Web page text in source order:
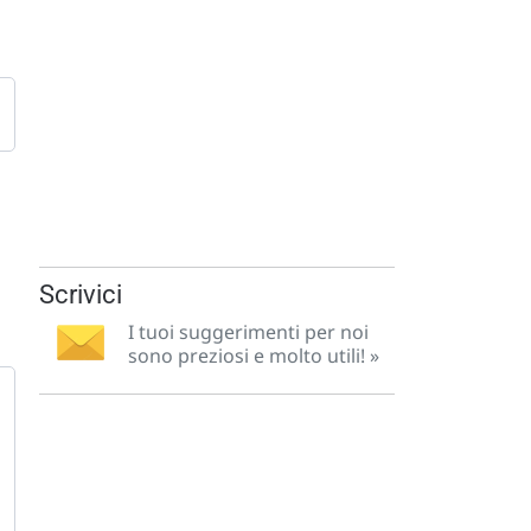
Scrivici
I tuoi suggerimenti per noi
sono preziosi e molto utili! »